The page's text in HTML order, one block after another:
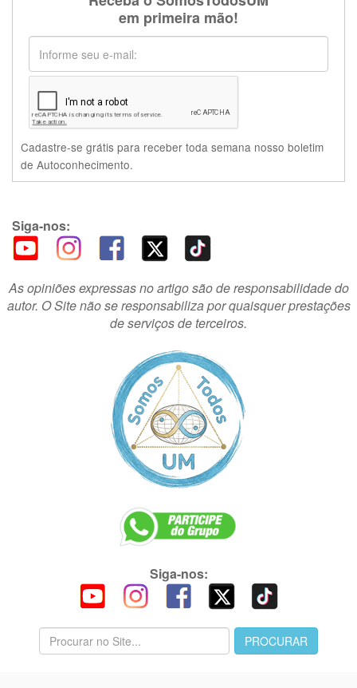
em primeira mão!
Cadastre-se grátis para receber toda semana nosso boletim
de Autoconhecimento.
Siga-nos:
As opiniões expressas no artigo são de responsabilidade do
autor. O Site não se responsabiliza por quaisquer prestações
de serviços de terceiros.
Siga-nos: